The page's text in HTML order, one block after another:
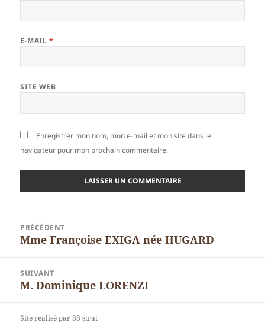
E-MAIL *
SITE WEB
Enregistrer mon nom, mon e-mail et mon site dans le
navigateur pour mon prochain commentaire.
l’article
PRÉCÉDENT
Article
Mme Françoise EXIGA née HUGARD
SUIVANT
Article
M. Dominique LORENZI
Site réalisé par 88 strat